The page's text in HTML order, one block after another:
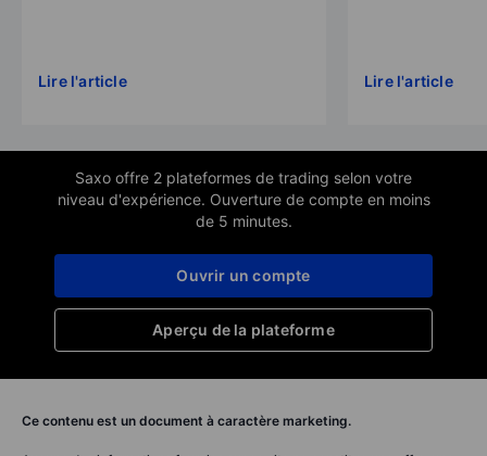
Lire l'article Lire l'article
Saxo offre 2 plateformes de trading selon votre
niveau d'expérience. Ouverture de compte en moins
de 5 minutes.
Aperçu de la plateforme
Ouvrir un compte
Ce contenu est un document à caractère marketing.